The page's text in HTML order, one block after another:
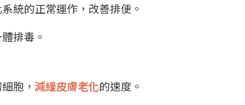
系統的正常運作，改善排便。
排毒。
胞， 減緩皮膚老化的速度。